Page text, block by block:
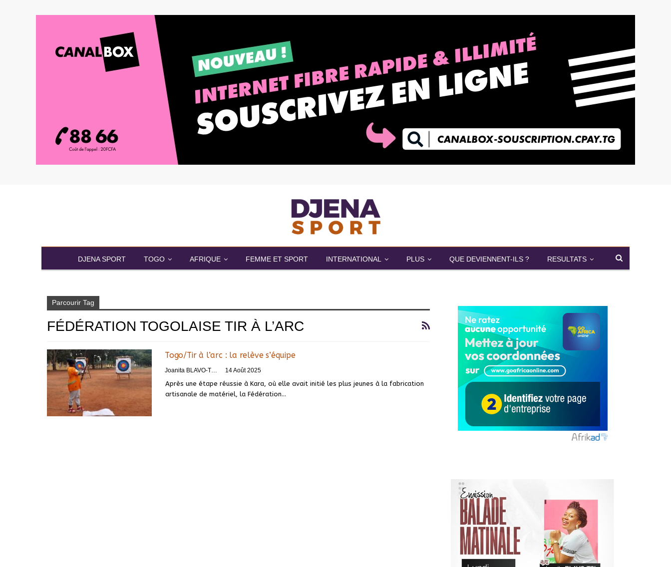
DJENA SPORT TOGO AFRIQUE FEMME ET SPORT INTERNATIONAL PLUS QUE DEVIENNENT-ILS ? RESULTATS
Parcourir Tag
FÉDÉRATION TOGOLAISE TIR À L’ARC
Togo/Tir à l’arc : la relève s’équipe
14 Août 2025
Après une étape réussie à Kara, où elle avait initié les plus jeunes à la fabrication
artisanale de matériel, la Fédération…